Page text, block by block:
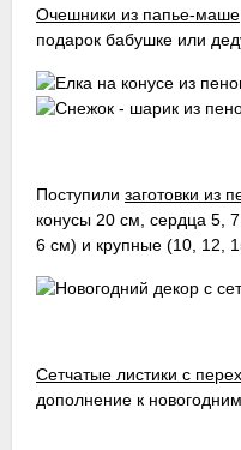
Очешники из папье-маше
подарок бабушке или
Поступили заготовки из
конусы 20 см, сердца 5,
6 см) и крупные (10, 12,
Сетчатые листики с
дополнение к